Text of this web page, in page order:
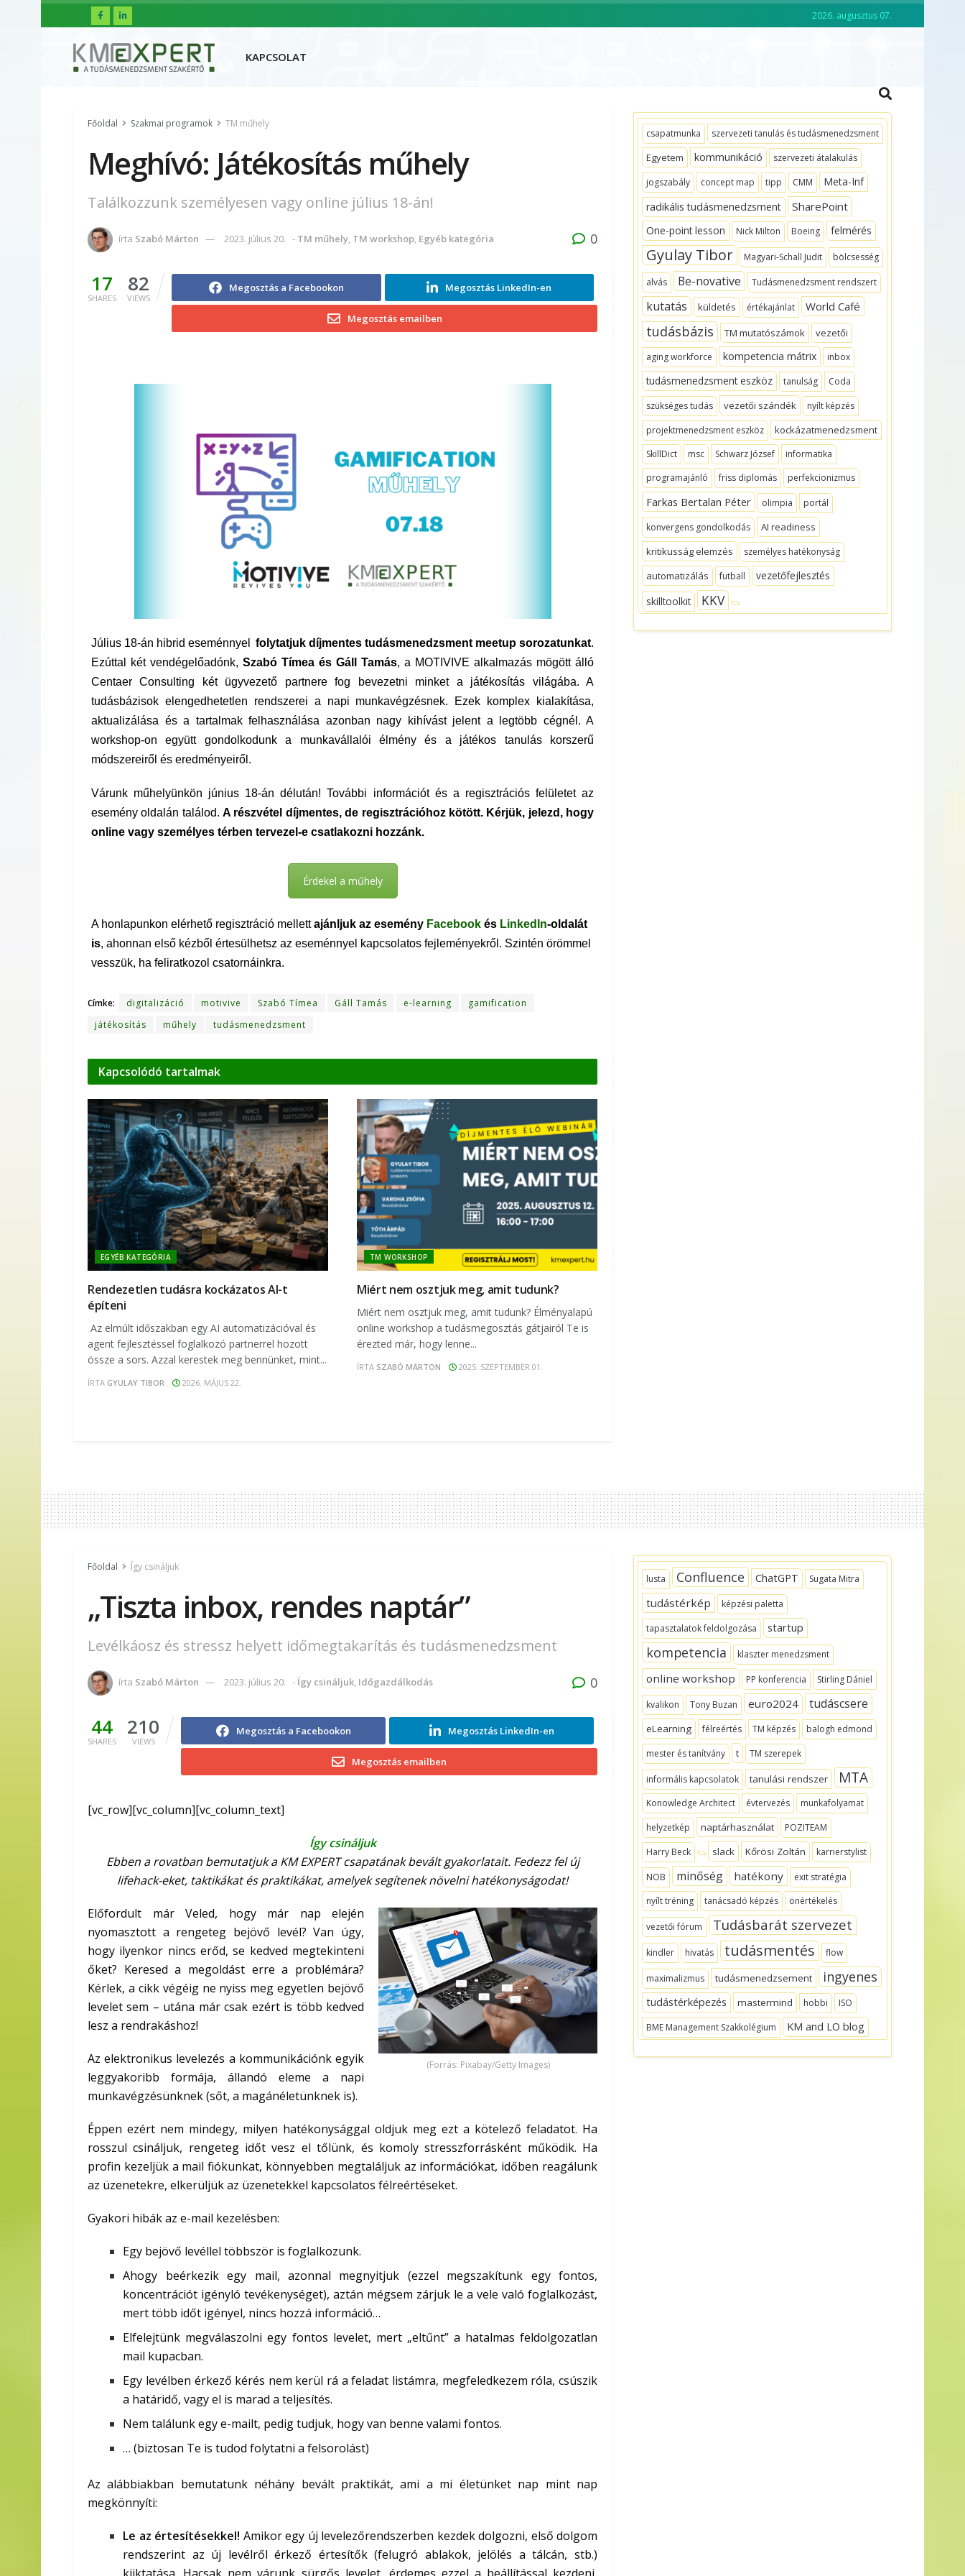
2026. augusztus 07.
VEZETŐKÉPZÉS
KAPCSOLAT
Főoldal Szakmai programok TM műhely
Meghívó: Játékosítás műhely
Találkozzunk személyesen vagy online július 18-án!
írta Szabó Márton 2023. július 20. - TM műhely, TM workshop, Egyéb kategória 0
17
SHARES
82
VIEWS
Megosztás a Facebookon Megosztás LinkedIn-en
Megosztás emailben
Július 18-án hibrid eseménnyel folytatjuk díjmentes tudásmenedzsment meetup sorozatunkat.
Ezúttal két vendégelőadónk, Szabó Tímea és Gáll Tamás, a MOTIVIVE alkalmazás mögött álló
Centaer Consulting két ügyvezető partnere fog bevezetni minket a játékosítás világába. A
tudásbázisok elengedhetetlen rendszerei a napi munkavégzésnek. Ezek komplex kialakítása,
aktualizálása és a tartalmak felhasználása azonban nagy kihívást jelent a legtöbb cégnél. A
workshop-on együtt gondolkodunk a munkavállalói élmény és a játékos tanulás korszerű
módszereiről és eredményeiről.
Várunk műhelyünkön június 18-án délután! További információt és a regisztrációs felületet az
esemény oldalán találod.A részvétel díjmentes, de regisztrációhoz kötött.‌ Kérjük, jelezd, hogy
online vagy személyes térben tervezel-e csatlakozni hozzánk.
Érdekel a műhely
A honlapunkon elérhető regisztráció mellettajánljuk az esemény Facebook és LinkedIn-oldalát
is, ahonnan első kézből értesülhetsz az eseménnyel kapcsolatos fejleményekről. Szintén örömmel
vesszük, ha feliratkozol csatornáinkra.
Címke: digitalizáció motivive Szabó Tímea Gáll Tamás e-learning
gamification
játékosítás
műhely tudásmenedzsment
Kapcsolódó tartalmak
EGYÉB KATEGÓRIA
Rendezetlen tudásra kockázatos AI-t
építeni
Az elmúlt időszakban egy AI automatizációval és
agent fejlesztéssel foglalkozó partnerrel hozott
össze a sors. Azzal kerestek meg bennünket, mint...
ÍRTA GYULAY TIBOR 2026. MÁJUS 22.
TM WORKSHOP
Miért nem osztjuk meg, amit tudunk?
Miért nem osztjuk meg, amit tudunk? Élményalapú
online workshop a tudásmegosztás gátjairól Te is
érezted már, hogy lenne...
ÍRTA SZABÓ MÁRTON 2025. SZEPTEMBER 01.
csapatmunka szervezeti tanulás és tudásmenedzsment
Egyetem kommunikáció
szervezeti átalakulás
jogszabály
concept map tipp CMM
Meta-Inf
radikális tudásmenedzsment
SharePoint
One-point lesson Nick Milton Boeing felmérés
Gyulay Tibor Magyari-Schall Judit bölcsesség
alvás Be-novative Tudásmenedzsment rendszert
kutatás küldetés értékajánlat World Café
tudásbázis TM mutatószámok vezetői
aging workforce kompetencia mátrix inbox
tudásmenedzsment eszköz tanulság
Coda
szükséges tudás
vezetői szándék
nyílt képzés
projektmenedzsment eszköz
kockázatmenedzsment
SkillDict msc Schwarz József
informatika
programajánló
friss diplomás perfekcionizmus
Farkas Bertalan Péter olimpia
portál
konvergens gondolkodás
AI readiness
kritikusság elemzés
személyes hatékonyság
automatizálás futball
vezetőfejlesztés
skilltoolkit
KKV
Főoldal Így csináljuk
„Tiszta inbox, rendes naptár”
Levélkáosz és stressz helyett időmegtakarítás és tudásmenedzsment
írta Szabó Márton 2023. július 20. - Így csináljuk, Időgazdálkodás 0
44
SHARES
210
VIEWS
Megosztás a Facebookon Megosztás LinkedIn-en
Megosztás emailben
[vc_row][vc_column][vc_column_text]
Így csináljuk
Ebbena rovatban bemutatjuk a KM EXPERT csapatánakbevált gyakorlatait. Fedezz felúj
lifehack-eket, taktikákatés praktikákat, amelyek segítenek növelnihatékonyságodat!
(Forrás: Pixabay/Getty Images)
Előfordult már Veled, hogy már nap elején
nyomasztott a rengeteg bejövő levél? Van úgy,
hogy ilyenkor nincs erőd, se kedved megtekinteni
őket? Keresed a megoldást erre a problémára?
Kérlek, a cikk végéig ne nyiss meg egyetlen bejövő
levelet sem – utána már csak ezért is több kedved
lesz a rendrakáshoz!
Az elektronikus levelezés a kommunikációnk egyik
leggyakoribb formája, állandó eleme a napi
munkavégzésünknek (sőt, a magánéletünknek is).
Éppen ezért nem mindegy, milyen hatékonysággal oldjuk meg ezt a kötelező feladatot. Ha
rosszul csináljuk, rengeteg időt vesz el tőlünk, és komoly stresszforrásként működik. Ha
profin kezeljük a mail fiókunkat, könnyebben megtaláljuk az információkat, időben reagálunk
az üzenetekre, elkerüljük az üzenetekkel kapcsolatos félreértéseket.
Gyakori hibák az e-mail kezelésben:
Egy bejövő levéllel többször is foglalkozunk.
Ahogy beérkezik egy mail, azonnal megnyitjuk (ezzel megszakítunk egy fontos,
koncentrációt igényló tevékenységet), aztán mégsem zárjuk le a vele való foglalkozást,
mert több időt igényel, nincs hozzá információ…
Elfelejtünk megválaszolni egy fontos levelet, mert „eltűnt” a hatalmas feldolgozatlan
mail kupacban.
Egy levélben érkező kérés nem kerül rá a feladat listámra, megfeledkezem róla, csúszik
a határidő, vagy el is marad a teljesítés.
Nem találunk egy e-mailt, pedig tudjuk, hogy van benne valami fontos.
… (biztosan Te is tudod folytatni a felsorolást)
Az alábbiakban bemutatunk néhány bevált praktikát, ami a mi életünket nap mint nap
megkönnyíti:
Le az értesítésekkel! Amikor egy új levelezőrendszerben kezdek dolgozni, első dolgom
rendszerint az új levélről érkező értesítők (felugró ablakok, jelölés a tálcán, stb.)
lusta Confluence ChatGPT Sugata Mitra
tudástérkép
képzési paletta
tapasztalatok feldolgozása
startup
kompetencia klaszter menedzsment
online workshop PP konferencia Stirling Dániel
kvalikon Tony Buzan euro2024 tudáscsere
eLearning félreértés TM képzés
balogh edmond
mester és tanítvány
t TM szerepek
informális kapcsolatok tanulási rendszer MTA
Konowledge Architect évtervezés
munkafolyamat
helyzetkép
naptárhasználat
POZITEAM
Harry Beck
slack Kőrösi Zoltán karrierstylist
NOB minőség hatékony
exit stratégia
nyílt tréning
tanácsadó képzés önértékelés
vezetői fórum Tudásbarát szervezet
kindler hivatás tudásmentés flow
maximalizmus tudásmenedzsement ingyenes
tudástérképezés mastermind hobbi
ISO
BME Management Szakkolégium
KM and LO blog